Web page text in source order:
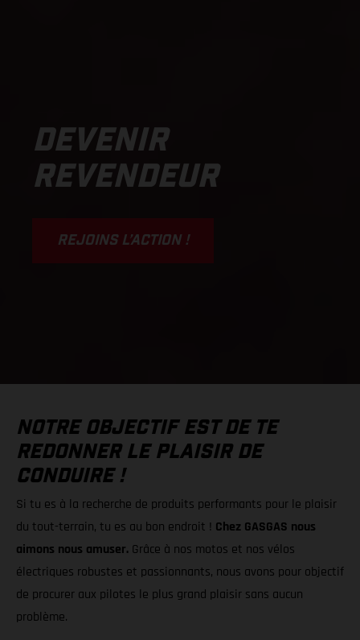
DEVENIR
REVENDEUR
REJOINS L’ACTION !
NOTRE OBJECTIF EST DE TE
REDONNER LE PLAISIR DE
CONDUIRE !
Si tu es à la recherche de produits performants pour le plaisir
du tout-terrain, tu es au bon endroit ! Chez GASGAS nous
aimons nous amuser. Grâce à nos motos et nos vélos
électriques robustes et passionnants, nous avons pour objectif
de procurer aux pilotes le plus grand plaisir sans aucun
problème.